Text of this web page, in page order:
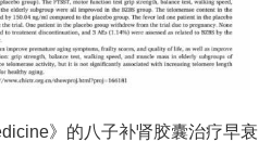
》的八子补肾胶囊治疗早衰